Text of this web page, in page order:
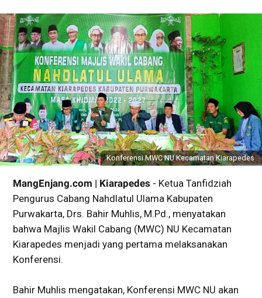
Konferensi MWC NU Kecamatan Kiarapedes
MangEnjang.com | Kiarapedes - Ketua Tanfidziah
Pengurus Cabang Nahdlatul Ulama Kabupaten
Purwakarta, Drs. Bahir Muhlis, M.Pd., menyatakan
bahwa Majlis Wakil Cabang (MWC) NU Kecamatan
Kiarapedes menjadi yang pertama melaksanakan
Konferensi.
Bahir Muhlis mengatakan, Konferensi MWC NU akan